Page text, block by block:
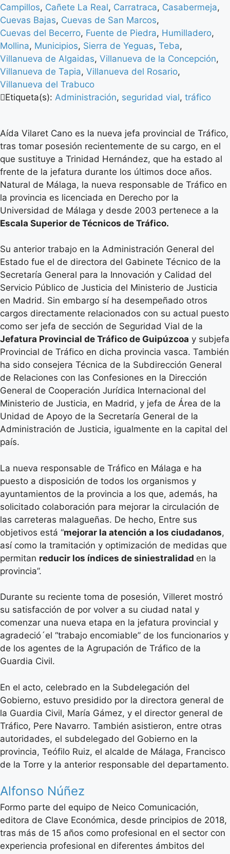
Campillos, Cañete La Real, Carratraca, Casabermeja,
Cuevas Bajas, Cuevas de San Marcos,
Cuevas del Becerro, Fuente de Piedra, Humilladero,
Mollina, Municipios, Sierra de Yeguas, Teba,
Villanueva de Algaidas, Villanueva de la Concepción,
Villanueva de Tapia, Villanueva del Rosario,
Villanueva del Trabuco
Etiqueta(s): Administración, seguridad vial, tráfico
Aída Vilaret Cano es la nueva jefa provincial de Tráfico,
tras tomar posesión recientemente de su cargo, en el
que sustituye a Trinidad Hernández, que ha estado al
frente de la jefatura durante los últimos doce años.
Natural de Málaga, la nueva responsable de Tráfico en
la provincia es licenciada en Derecho por la
Universidad de Málaga y desde 2003 pertenece a la
Escala Superior de Técnicos de Tráfico.
Su anterior trabajo en la Administración General del
Estado fue el de directora del Gabinete Técnico de la
Secretaría General para la Innovación y Calidad del
Servicio Público de Justicia del Ministerio de Justicia
en Madrid. Sin embargo sí ha desempeñado otros
cargos directamente relacionados con su actual puesto
como ser jefa de sección de Seguridad Vial de la
Jefatura Provincial de Tráfico de Guipúzcoa y subjefa
Provincial de Tráfico en dicha provincia vasca. También
ha sido consejera Técnica de la Subdirección General
de Relaciones con las Confesiones en la Dirección
General de Cooperación Jurídica Internacional del
Ministerio de Justicia, en Madrid, y jefa de Área de la
Unidad de Apoyo de la Secretaría General de la
Administración de Justicia, igualmente en la capital del
país.
La nueva responsable de Tráfico en Málaga e ha
puesto a disposición de todos los organismos y
ayuntamientos de la provincia a los que, además, ha
solicitado colaboración para mejorar la circulación de
las carreteras malagueñas. De hecho, Entre sus
objetivos está “mejorar la atención a los ciudadanos,
así como la tramitación y optimización de medidas que
permitan reducir los índices de siniestralidad en la
provincia”.
Durante su reciente toma de posesión, Villeret mostró
su satisfacción de por volver a su ciudad natal y
comenzar una nueva etapa en la jefatura provincial y
agradeció´el “trabajo encomiable” de los funcionarios y
de los agentes de la Agrupación de Tráfico de la
Guardia Civil.
En el acto, celebrado en la Subdelegación del
Gobierno, estuvo presidido por la directora general de
la Guardia Civil, María Gámez, y el director general de
Tráfico, Pere Navarro. También asistieron, entre otras
autoridades, el subdelegado del Gobierno en la
provincia, Teófilo Ruiz, el alcalde de Málaga, Francisco
de la Torre y la anterior responsable del departamento.
Alfonso Núñez
Formo parte del equipo de Neico Comunicación,
editora de Clave Económica, desde principios de 2018,
tras más de 15 años como profesional en el sector con
experiencia profesional en diferentes ámbitos del